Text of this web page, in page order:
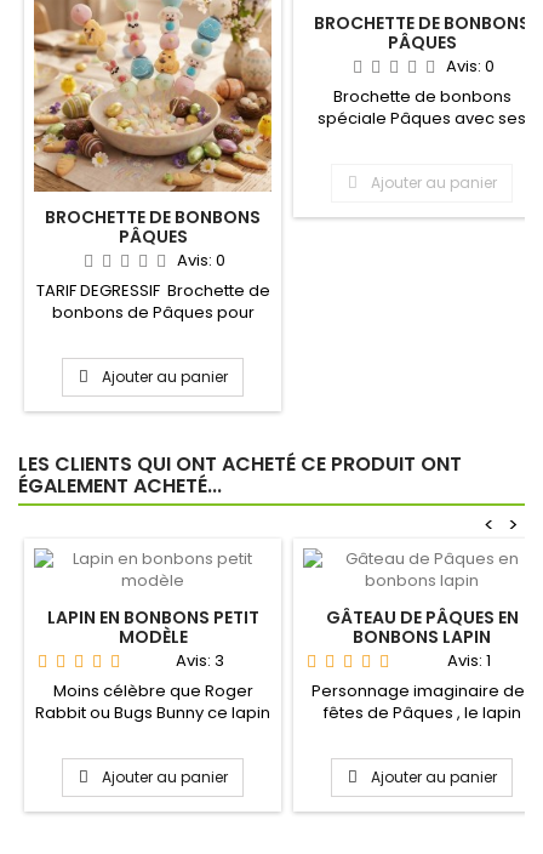
BROCHETTE DE BONBONS
PÂQUES
Avis: 0
TARIF DEGRESSIF Brochette de
bonbons de Pâques pour
Ajouter au panier
BROCHETTE DE BONBONS
PÂQUES
Avis: 0
Brochette de bonbons
spéciale Pâques avec ses
Ajouter au panier
LES CLIENTS QUI ONT ACHETÉ CE PRODUIT ONT
ÉGALEMENT ACHETÉ...
>
<
LAPIN EN BONBONS PETIT
MODÈLE
Avis: 3
Moins célèbre que Roger
Rabbit ou Bugs Bunny ce lapin
Ajouter au panier
GÂTEAU DE PÂQUES EN
BONBONS LAPIN
Avis: 1
Personnage imaginaire des
fêtes de Pâques , le lapin
Ajouter au panier